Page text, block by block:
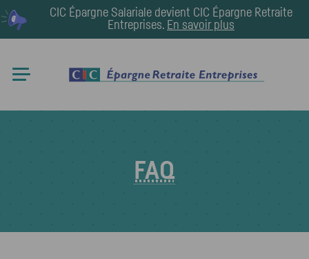
CIC Épargne Salariale devient CIC Épargne Retraite
Entreprises. En savoir plus
FAQ